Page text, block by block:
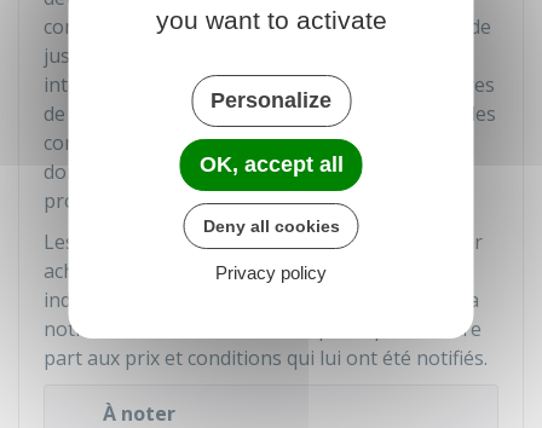
commissaire de justice (anciennement huissier de
justice et commissaire-priseur judiciaire) votre
intention de céder vos droits aux autres membres
de l'indivision. Vous devez aussi notifier le prix, les
conditions de la cession projetée et les nom,
domicile et profession de la personne qui se
propose d'acheter.
Les autres indivisaires restentprioritaires
pour
acheter la part que vous cédez. En effet, tout
indivisaire peut, dans le délai d'
qui suit la
notification, vous faire savoir qu'il reprend votre
part aux prix et conditions qui lui ont été notifiés.
À noter
you want to activate
Personalize
OK, accept all
Deny all cookies
Privacy policy